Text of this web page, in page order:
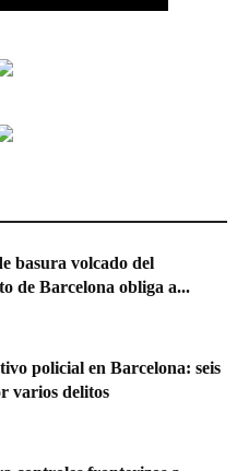
basura volcado del
de Barcelona obliga a...
policial en Barcelona: seis
varios delitos